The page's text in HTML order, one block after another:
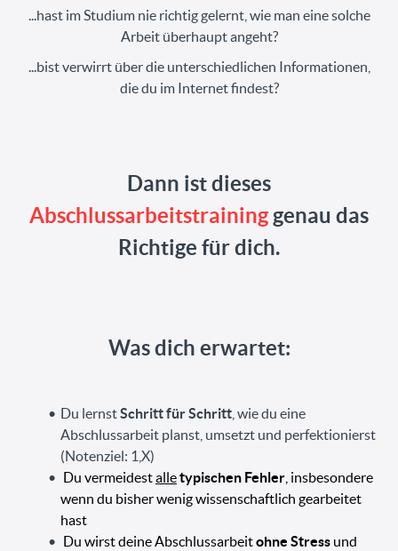
...hast im Studium nie richtig gelernt, wie man eine solche
Arbeit überhaupt angeht?
...bist verwirrt über die unterschiedlichen Informationen,
die du im Internet findest?
Dann ist dieses
Abschlussarbeitstraininggenau das
Richtige für dich.
Was dich erwartet:
Du lernstSchritt für Schritt, wie du eine
Abschlussarbeit planst, umsetzt und perfektionierst
(Notenziel: 1,X)
Du vermeidestalletypischen Fehler, insbesondere
wenn du bisher wenig wissenschaftlich gearbeitet
hast
Du wirst deine Abschlussarbeitohne Stressund